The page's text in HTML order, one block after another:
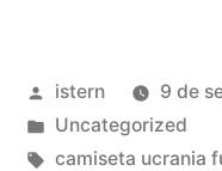
de
Publicado
por
istern
9 de
Publicado
en
Uncategorized
Etiquetas:
camiseta ucrania